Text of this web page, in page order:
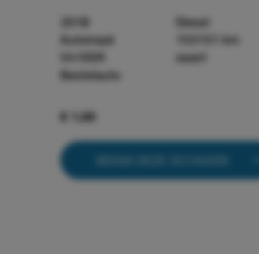
2018
Diesel
Automaat
153151 km
V410SR
zwart
Bestelauto
€ 1,00